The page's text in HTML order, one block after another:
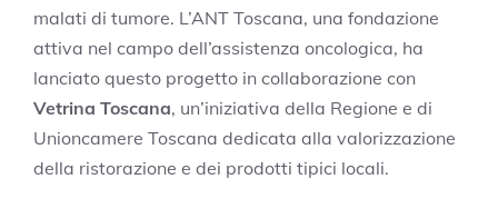
malati di tumore. L’ANT Toscana, una fondazione
attiva nel campo dell’assistenza oncologica, ha
lanciato questo progetto in collaborazione con
Vetrina Toscana, un’iniziativa della Regione e di
Unioncamere Toscana dedicata alla valorizzazione
della ristorazione e dei prodotti tipici locali.